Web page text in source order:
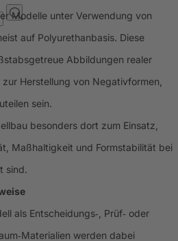
Modelle unter Verwendung von
auf Polyurethanbasis. Diese
Abbildungen realer
Herstellung von Negativformen,
sein.
besonders dort zum Einsatz,
Maßhaltigkeit und Formstabilität bei
sind.
als Entscheidungs‑, Prüf‑ oder
werden dabei